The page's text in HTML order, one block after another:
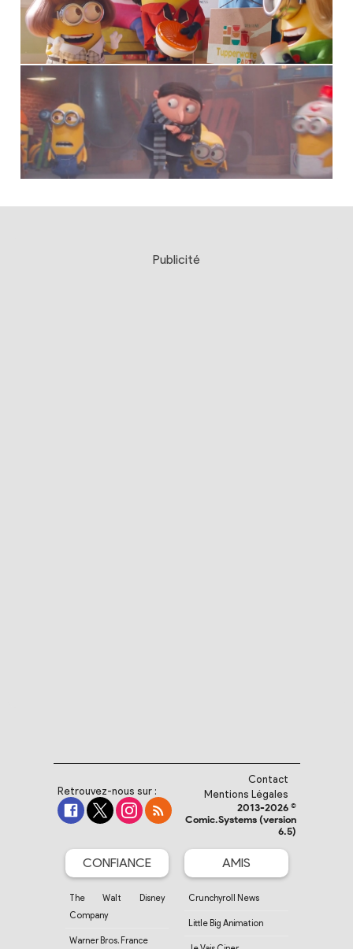
Publicité
Retrouvez-nous sur :
Contact
Mentions Légales
2013-2026 ©
Comic.Systems (version
6.5)
CONFIANCE
The Walt Disney
Company
Warner Bros. France
AMIS
Crunchyroll News
Little Big Animation